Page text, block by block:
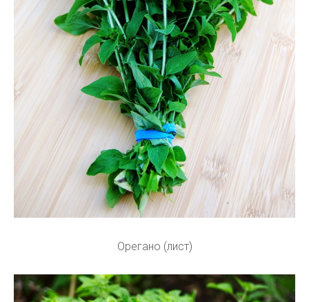
Орегано (лист)